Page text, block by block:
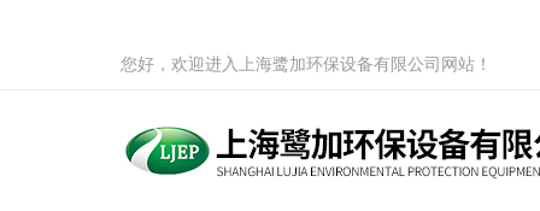
您好，欢迎进入上海鹭加环保设备有限公司网站！